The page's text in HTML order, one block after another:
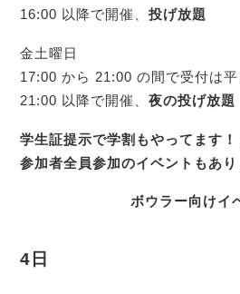
16:00 以降で開催、投げ放題
金土曜日
17:00 から 21:00 の間で受付は
21:00 以降で開催、夜の投げ放題
学生証提示で学割もやってます！
参加者全員参加のイベントもあり
ボウラー向けイ
4日